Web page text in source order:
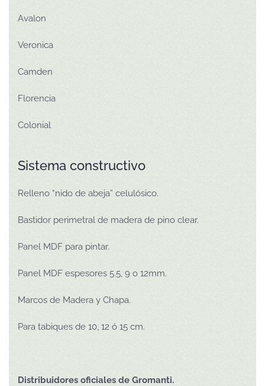
Avalon
Veronica
Camden
Florencia
Colonial
Sistema constructivo
Relleno “nido de abeja” celulósico.
Bastidor perimetral de madera de pino clear.
Panel MDF para pintar.
Panel MDF espesores 5.5, 9 o 12mm.
Marcos de Madera y Chapa.
Para tabiques de 10, 12 ó 15 cm.
Distribuidores oficiales de Gromanti.